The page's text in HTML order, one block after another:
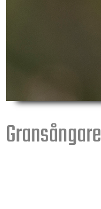
Gransångare